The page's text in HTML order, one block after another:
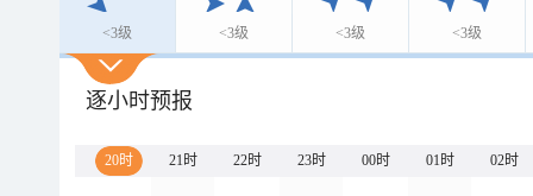
<3级 <3级 <3级 <3级
逐小时预报
20时 21时 22时 23时 00时 01时 02时